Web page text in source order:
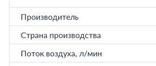
Производитель
Страна производства
Поток воздуха, л/мин